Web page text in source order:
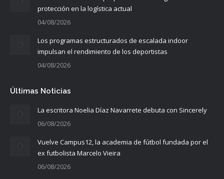
protección en la logística actual
04/08/2026
Los programas estructurados de escalada indoor
impulsan el rendimiento de los deportistas
04/08/2026
Últimas Noticias
La escritora Noelia Díaz Navarrete debuta con Sincerely
06/08/2026
Vuelve Campus12, la academia de fútbol fundada por el
ex futbolista Marcelo Vieira
06/08/2026